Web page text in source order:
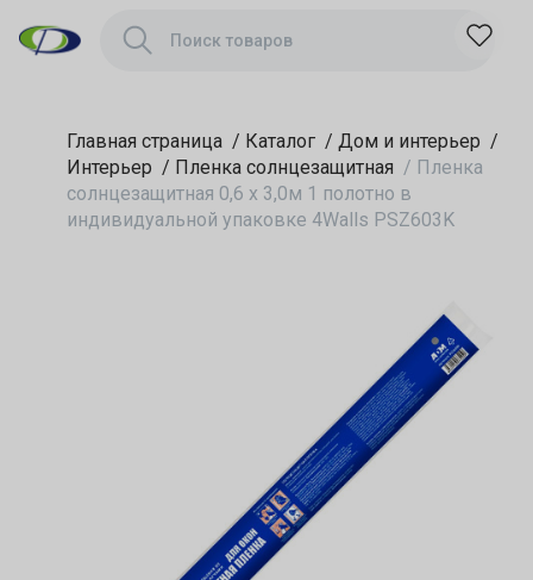
Главная страница / Каталог / Дом и интерьер /
Интерьер / Пленка солнцезащитная / Пленка
солнцезащитная 0,6 х 3,0м 1 полотно в
индивидуальной упаковке 4Walls PSZ603K
PSZ603K